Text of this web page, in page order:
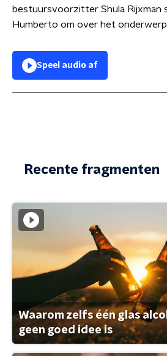
bestuursvoorzitter Shula Rijxman
Humberto om over het
Speel audio af
Recente fragmenten
Waarom zelfs één glas
geen goed idee is